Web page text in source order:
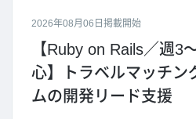
2026年08月06日掲載開始
【Ruby on Rails／週3
心】トラベルマッチン
ムの開発リード支援